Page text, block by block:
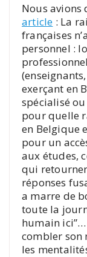
Nous avions
article : La
françaises
personnel :
exerçant en
spécialisé
pour quelle
en Belgique
pour un
aux études,
qui
réponses
a marre de
toute la
humain
combler son
les